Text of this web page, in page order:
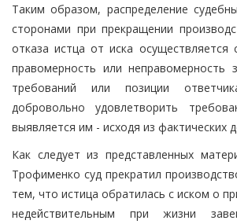
Таким образом, распределение
сторонами при прекращении
отказа истца от иска осуществляется
правомерность или неправомерность
требований или позиции
добровольно удовлетворить
выявляется им - исходя из фактических
Как следует из представленных
Трофименко суд прекратил
тем, что истица обратилась с иском о
недействительным при жизни